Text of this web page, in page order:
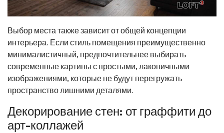
Выбор места также зависит от общей концепции
интерьера. Если стиль помещения преимущественно
минималистичный, предпочтительнее выбирать
современные картины с простыми, лаконичными
изображениями, которые не будут перегружать
пространство лишними деталями.
Декорирование стен: от граффити до
арт-коллажей